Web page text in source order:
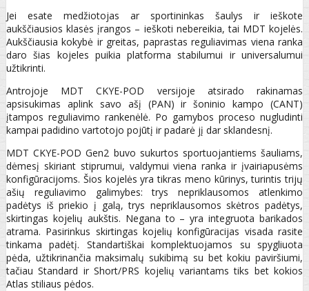
Jei esate medžiotojas ar sportininkas šaulys ir ieškote
aukščiausios klasės įrangos – ieškoti nebereikia, tai MDT kojelės.
Aukščiausia kokybė ir greitas, paprastas reguliavimas viena ranka
daro šias kojeles puikia platforma stabilumui ir universalumui
užtikrinti.
Antrojoje MDT CKYE-POD versijoje atsirado rakinamas
apsisukimas aplink savo ašį (PAN) ir šoninio kampo (CANT)
įtampos reguliavimo rankenėlė. Po gamybos proceso nugludinti
kampai padidino vartotojo pojūtį ir padarė jį dar sklandesnį.
MDT CKYE-POD Gen2 buvo sukurtos sportuojantiems šauliams,
dėmesį skiriant stiprumui, valdymui viena ranka ir įvairiapusėms
konfigūracijoms. Šios kojelės yra tikras meno kūrinys, turintis trijų
ašių reguliavimo galimybes: trys nepriklausomos atlenkimo
padėtys iš priekio į galą, trys nepriklausomos skėtros padėtys,
skirtingas kojelių aukštis. Negana to – yra integruota barikados
atrama. Pasirinkus skirtingas kojelių konfigūracijas visada rasite
tinkama padėtį. Standartiškai komplektuojamos su spygliuota
pėda, užtikrinančia maksimalų sukibimą su bet kokiu paviršiumi,
tačiau Standard ir Short/PRS kojelių variantams tiks bet kokios
Atlas stiliaus pėdos.